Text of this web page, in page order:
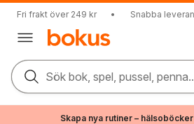
Fri frakt över 249 kr • Snabba
Sök bok, spel, pussel,
Skapa nya rutiner –